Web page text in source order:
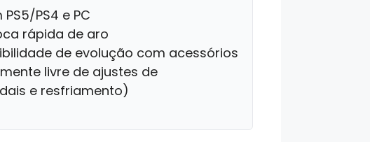
PS4 e PC
rápida de aro
de evolução com acessórios
livre de ajustes de
e resfriamento)